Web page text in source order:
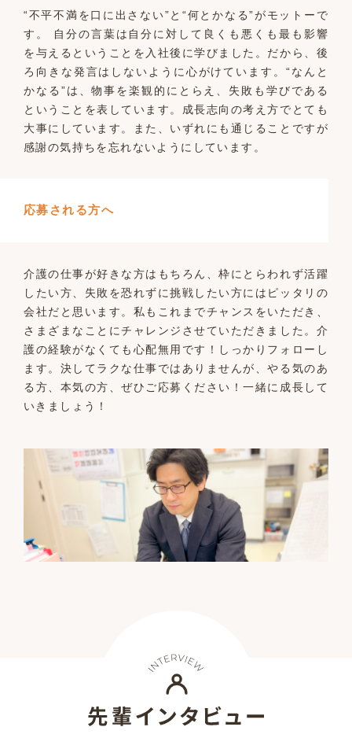
“不平不満を口に出さない”と“何とかなる”がモットーで
す。 自分の言葉は自分に対して良くも悪くも最も影響
を与えるということを入社後に学びました。だから、後
ろ向きな発言はしないように心がけています。“なんと
かなる”は、物事を楽観的にとらえ、失敗も学びである
ということを表しています。成長志向の考え方でとても
大事にしています。また、いずれにも通じることですが
感謝の気持ちを忘れないようにしています。
応募される方へ
介護の仕事が好きな方はもちろん、枠にとらわれず活躍
したい方、失敗を恐れずに挑戦したい方にはピッタリの
会社だと思います。私もこれまでチャンスをいただき、
さまざまなことにチャレンジさせていただきました。介
護の経験がなくても心配無用です！しっかりフォローし
ます。決してラクな仕事ではありませんが、やる気のあ
る方、本気の方、ぜひご応募ください！一緒に成長して
いきましょう！